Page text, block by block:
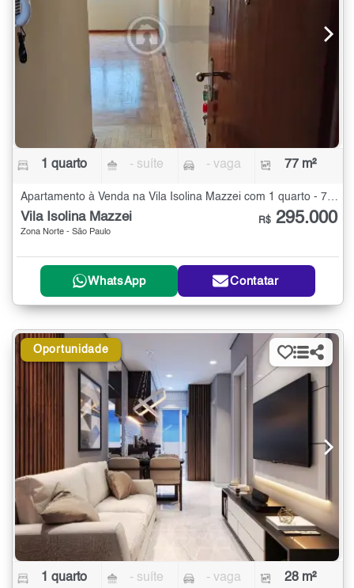
1 quarto - suíte - vaga 77 m²
Apartamento à Venda na Vila Isolina Mazzei com 1 quarto - 77 m²
Vila Isolina Mazzei
Zona Norte - São Paulo
R$ 295.000
WhatsApp Contatar
Oportunidade
1 quarto - suíte - vaga 28 m²